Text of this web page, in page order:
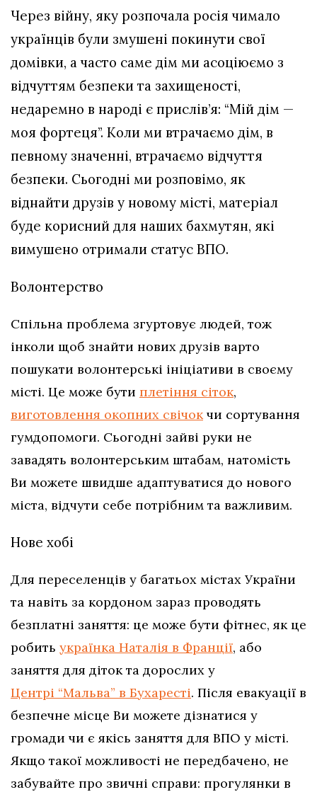
Через війну, яку розпочала росія чимало
українців були змушені покинути свої
домівки, а часто саме дім ми асоціюємо з
відчуттям безпеки та захищеності,
недаремно в народі є прислів’я: “Мій дім —
моя фортеця”. Коли ми втрачаємо дім, в
певному значенні, втрачаємо відчуття
безпеки. Сьогодні ми розповімо, як
віднайти друзів у новому місті, матеріал
буде корисний для наших бахмутян, які
вимушено отримали статус ВПО.
Волонтерство
Спільна проблема згуртовує людей, тож
інколи щоб знайти нових друзів варто
пошукати волонтерські ініціативи в своєму
місті. Це може бути плетіння сіток,
виготовлення окопних свічок чи сортування
гумдопомоги. Сьогодні зайві руки не
завадять волонтерським штабам, натомість
Ви можете швидше адаптуватися до нового
міста, відчути себе потрібним та важливим.
Нове хобі
Для переселенців у багатьох містах України
та навіть за кордоном зараз проводять
безплатні заняття: це може бути фітнес, як це
робить українка Наталія в Франції, або
заняття для діток та дорослих у
Центрі “Мальва” в Бухаресті. Після евакуації в
безпечне місце Ви можете дізнатися у
громади чи є якісь заняття для ВПО у місті.
Якщо такої можливості не передбачено, не
забувайте про звичні справи: прогулянки в